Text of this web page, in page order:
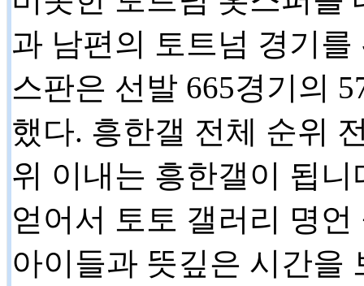
과 남편의 토트넘 경기
스판은 선발 665경기의
했다. 흥한갤 전체 순위
위 이내는 흥한갤이 됩
얻어서 토토 갤러리 명
아이들과 뜻깊은 시간을